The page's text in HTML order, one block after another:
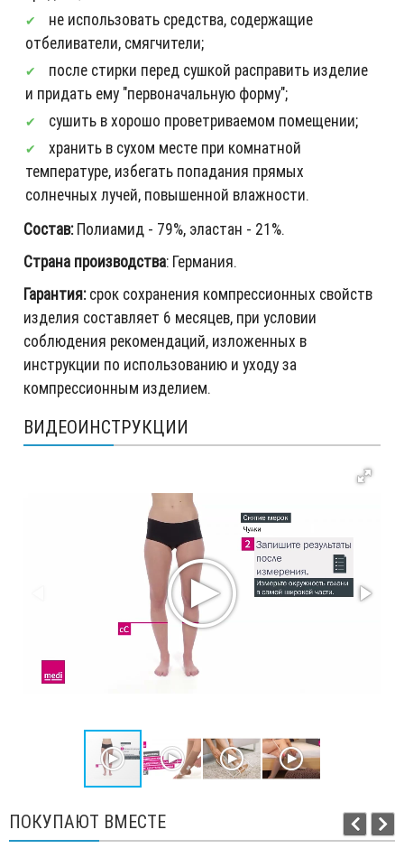
не использовать средства, содержащие
отбеливатели, смягчители;
после стирки перед сушкой расправить изделие
и придать ему "первоначальную форму";
сушить в хорошо проветриваемом помещении;
хранить в сухом месте при комнатной
температуре, избегать попадания прямых
солнечных лучей, повышенной влажности.
Состав:Полиамид - 79%, эластан - 21%.
Страна производства: Германия.
Гарантия:срок сохранения компрессионных свойств
изделия составляет 6 месяцев, при условии
соблюдения рекомендаций, изложенных в
инструкции по использованию и уходу за
компрессионным изделием.
ВИДЕОИНСТРУКЦИИ
ПОКУПАЮТ ВМЕСТЕ